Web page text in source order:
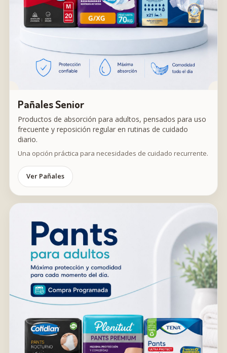
Pañales Senior
Productos de absorción para adultos, pensados para uso
frecuente y reposición regular en rutinas de cuidado
diario.
Una opción práctica para necesidades de cuidado recurrente.
Ver Pañales